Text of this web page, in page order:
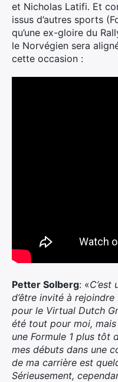
et Nicholas Latifi. Et
issus d’autres sports
qu’une ex-gloire du
le Norvégien sera
cette occasion :
Petter Solberg: «
d’être invité à rejoindre
pour le Virtual Dutch
été tout pour moi, mais
une Formule 1 plus tôt
mes débuts dans une
de ma carrière est
Sérieusement,